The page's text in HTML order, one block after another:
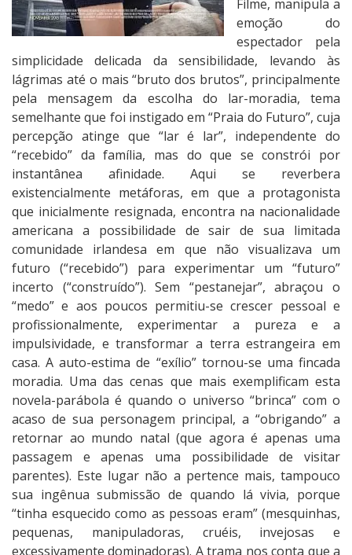
Filme, manipula a
emoção do
espectador pela
simplicidade delicada da sensibilidade, levando às
lágrimas até o mais “bruto dos brutos”, principalmente
pela mensagem da escolha do lar-moradia, tema
semelhante que foi instigado em “Praia do Futuro”, cuja
percepção atinge que “lar é lar”, independente do
“recebido” da família, mas do que se constrói por
instantânea afinidade. Aqui se reverbera
existencialmente metáforas, em que a protagonista
que inicialmente resignada, encontra na nacionalidade
americana a possibilidade de sair de sua limitada
comunidade irlandesa em que não visualizava um
futuro (“recebido”) para experimentar um “futuro”
incerto (“construído”). Sem “pestanejar”, abraçou o
“medo” e aos poucos permitiu-se crescer pessoal e
profissionalmente, experimentar a pureza e a
impulsividade, e transformar a terra estrangeira em
casa. A auto-estima de “exílio” tornou-se uma fincada
moradia. Uma das cenas que mais exemplificam esta
novela-parábola é quando o universo “brinca” com o
acaso de sua personagem principal, a “obrigando” a
retornar ao mundo natal (que agora é apenas uma
passagem e apenas uma possibilidade de visitar
parentes). Este lugar não a pertence mais, tampouco
sua ingênua submissão de quando lá vivia, porque
“tinha esquecido como as pessoas eram” (mesquinhas,
pequenas, manipuladoras, cruéis, invejosas e
excessivamente dominadoras). A trama nos conta que a